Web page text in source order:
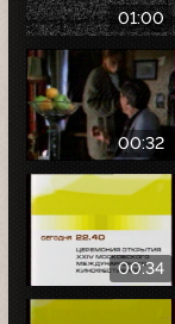
01:00
00:32
00:34